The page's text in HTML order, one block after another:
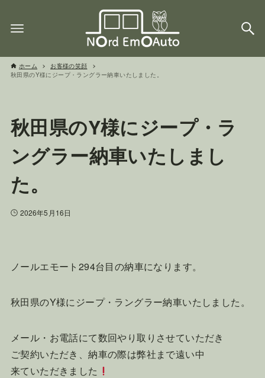
ホーム
お客様の笑顔
秋田県のY様にジープ・ラングラー納車いたしました。
秋田県のY様にジープ・ラ
ングラー納車いたしまし
た。
2026年5月16日
ノールエモート294台目の納車になります。
秋田県のY様にジープ・ラングラー納車いたしました。
メール・お電話にて数回やり取りさせていただき
ご契約いただき、納車の際は弊社まで遠い中
来ていただきました